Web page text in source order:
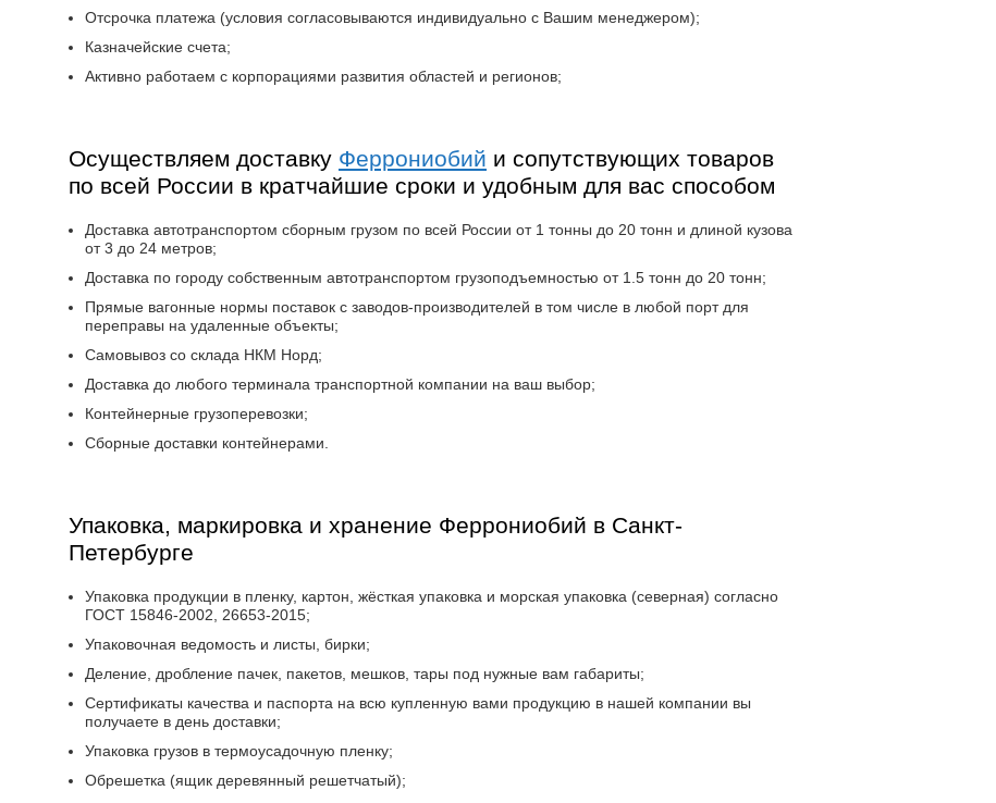
Отсрочка платежа (условия согласовываются индивидуально с Вашим менеджером);
Казначейские счета;
Активно работаем с корпорациями развития областей и регионов;
Осуществляем доставку Феррониобий и сопутствующих товаров
по всей России в кратчайшие сроки и удобным для вас способом
Доставка автотранспортом сборным грузом по всей России от 1 тонны до 20 тонн и длиной кузова
от 3 до 24 метров;
Доставка по городу собственным автотранспортом грузоподъемностью от 1.5 тонн до 20 тонн;
Прямые вагонные нормы поставок с заводов-производителей в том числе в любой порт для
переправы на удаленные объекты;
Самовывоз со склада НКМ Норд;
Доставка до любого терминала транспортной компании на ваш выбор;
Контейнерные грузоперевозки;
Сборные доставки контейнерами.
Упаковка, маркировка и хранение Феррониобий в Санкт-
Петербурге
Упаковка продукции в пленку, картон, жёсткая упаковка и морская упаковка (северная) согласно
ГОСТ 15846-2002, 26653-2015;
Упаковочная ведомость и листы, бирки;
Деление, дробление пачек, пакетов, мешков, тары под нужные вам габариты;
Сертификаты качества и паспорта на всю купленную вами продукцию в нашей компании вы
получаете в день доставки;
Упаковка грузов в термоусадочную пленку;
Обрешетка (ящик деревянный решетчатый);